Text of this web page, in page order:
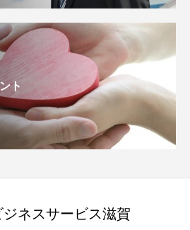
ト
ネスサービス滋賀